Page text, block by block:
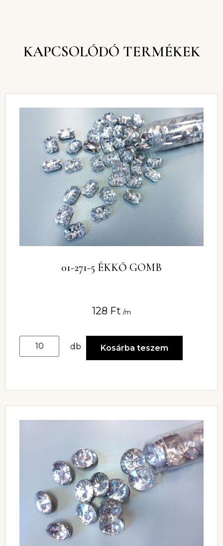
KAPCSOLÓDÓ TERMÉKEK
01-271-5 ÉKKŐ GOMB
128 Ft /m
db Kosárba teszem